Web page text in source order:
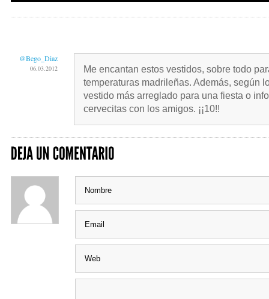
@Bego_Diaz
06.03.2012
Me encantan estos vestidos, sobre todo
temperaturas madrileñas. Además, según
vestido más arreglado para una fiesta o
cervecitas con los amigos. ¡¡10!!